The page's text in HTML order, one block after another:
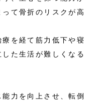
て骨折のリスクが高
療を経て筋力低下や寝
た生活が難しくなる
力を向上させ、転倒